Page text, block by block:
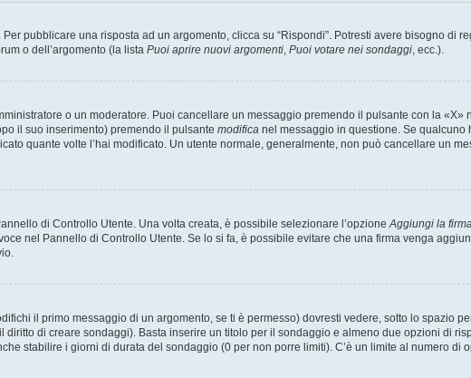
pubblicare una risposta ad un argomento, clicca su “Rispondi”. Potresti avere bisogno di
o dell’argomento (la lista Puoi aprire nuovi argomenti, Puoi votare nei sondaggi, ecc.).
o un moderatore. Puoi cancellare un messaggio premendo il pulsante con la «X»
il suo inserimento) premendo il pulsante modifica nel messaggio in questione. Se qualcuno
quante volte l’hai modificato. Un utente normale, generalmente, non può cancellare un
di Controllo Utente. Una volta creata, è possibile selezionare l’opzioneAggiungi la
nel Pannello di Controllo Utente. Se lo si fa, è possibile evitare che una firma venga
il primo messaggio di un argomento, se ti è permesso) dovresti vedere, sotto lo spazio
di creare sondaggi). Basta inserire un titolo per il sondaggio e almeno due opzioni di
stabilire i giorni di durata del sondaggio (0 per non porre limiti). C’è un limite al numero di